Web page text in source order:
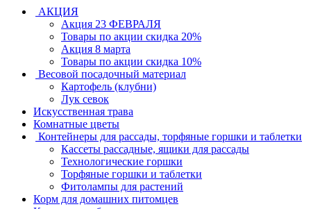
АКЦИЯ
Акция 23 ФЕВРАЛЯ
Товары по акции скидка 20%
Акция 8 марта
Товары по акции скидка 10%
Весовой посадочный материал
Картофель (клубни)
Лук севок
Искусственная трава
Комнатные цветы
Контейнеры для рассады, торфяные горшки и таблетки
Кассеты рассадные, ящики для рассады
Технологические горшки
Торфяные горшки и таблетки
Фитолампы для растений
Корм для домашних питомцев